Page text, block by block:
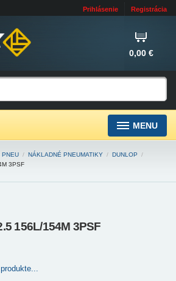
Prihlásenie Registrácia
0,00 €
MENU
PNEU / NÁKLADNÉ PNEUMATIKY / DUNLOP
/
3PSF
156L/154M 3PSF